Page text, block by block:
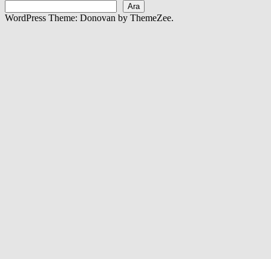
Ara
WordPress Theme: Donovan by ThemeZee.